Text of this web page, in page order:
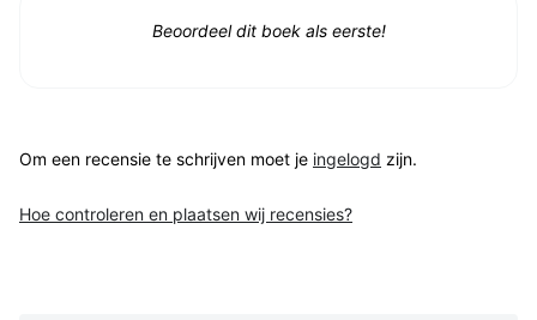
Beoordeel dit boek als eerste!
Om een recensie te schrijven moet je ingelogd zijn.
Hoe controleren en plaatsen wij recensies?